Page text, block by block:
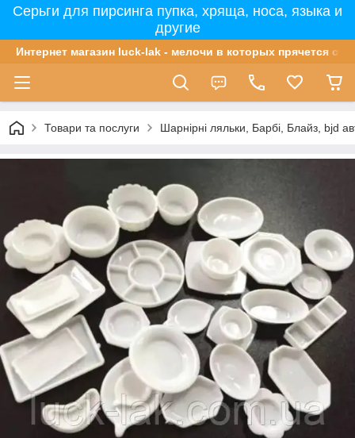
Серьги для пирсинга пупка, хряща, носа, языка и
другие
Интернет магазин luck-lak - мелочи в которых прячется
Товари та послуги Шарнірні ляльки, Барбі, Блайз, bjd